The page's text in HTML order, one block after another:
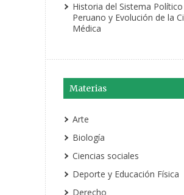
Historia del Sistema Político
Peruano y Evolución de la
Médica
Materias
Arte
Biología
Ciencias sociales
Deporte y Educación Física
Derecho